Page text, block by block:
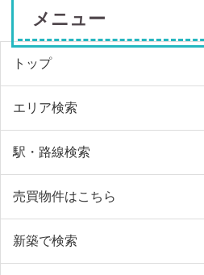
メニュー
トップ
エリア検索
駅・路線検索
売買物件はこちら
新築で検索